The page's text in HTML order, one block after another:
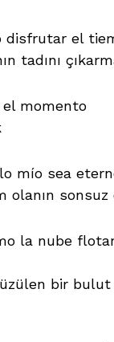
disfrutar el
tadını
el momento
mío sea
olanın sonsuz
la nube
bir